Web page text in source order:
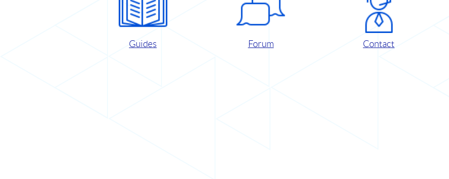
Guides Forum Contact